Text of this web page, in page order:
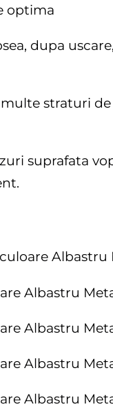
optima
dupa
straturi
suprafata